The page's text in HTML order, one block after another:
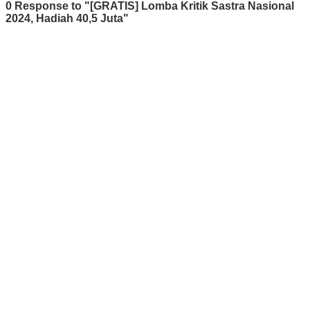
0 Response to "[GRATIS] Lomba Kritik Sastra Nasional
2024, Hadiah 40,5 Juta"